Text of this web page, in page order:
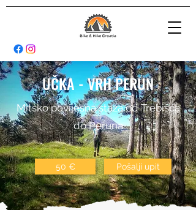
UČKA - VRH PERUN
Mitsko povijesna staza od Trebišća
do Peruna
50 € Pošalji upit